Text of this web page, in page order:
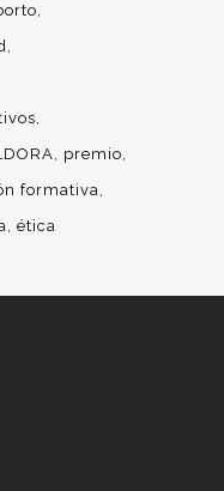
premio
formativa
ética